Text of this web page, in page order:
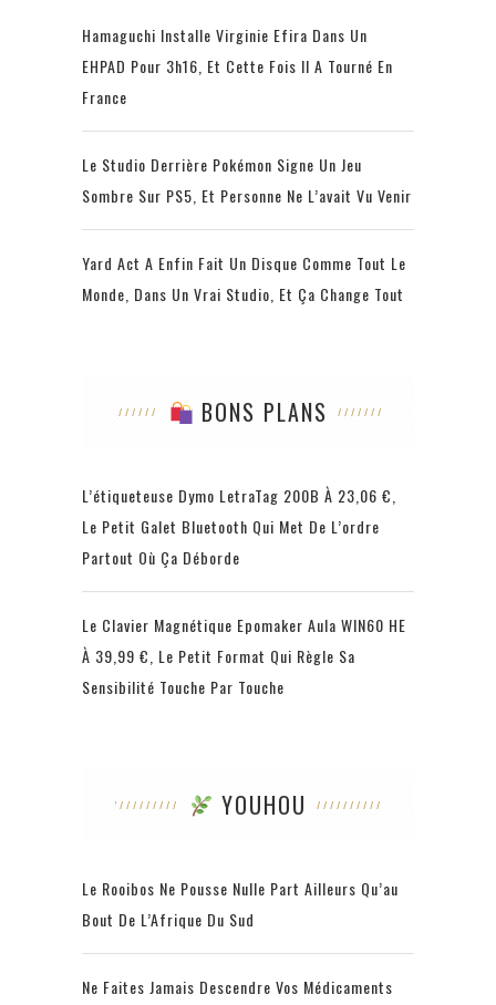
Hamaguchi Installe Virginie Efira Dans Un
EHPAD Pour 3h16, Et Cette Fois Il A Tourné En
France
Le Studio Derrière Pokémon Signe Un Jeu
Sombre Sur PS5, Et Personne Ne L’avait Vu Venir
Yard Act A Enfin Fait Un Disque Comme Tout Le
Monde, Dans Un Vrai Studio, Et Ça Change Tout
BONS PLANS
L’étiqueteuse Dymo LetraTag 200B À 23,06 €,
Le Petit Galet Bluetooth Qui Met De L’ordre
Partout Où Ça Déborde
Le Clavier Magnétique Epomaker Aula WIN60 HE
À 39,99 €, Le Petit Format Qui Règle Sa
Sensibilité Touche Par Touche
YOUHOU
Le Rooibos Ne Pousse Nulle Part Ailleurs Qu’au
Bout De L’Afrique Du Sud
Ne Faites Jamais Descendre Vos Médicaments